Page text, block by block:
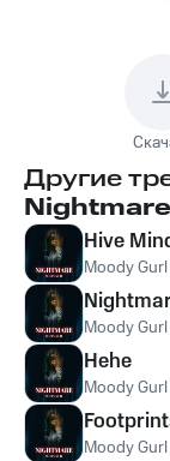
Другие
Nightmare
Hive
Moody Gurl
Moody Gurl
Hehe
Moody Gurl
Moody Gurl